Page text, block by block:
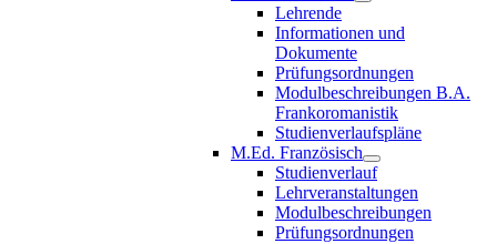
Lehrende
Informationen und
Dokumente
Prüfungsordnungen
Modulbeschreibungen B.A.
Frankoromanistik
Studienverlaufspläne
M.Ed. Französisch
Studienverlauf
Lehrveranstaltungen
Modulbeschreibungen
Prüfungsordnungen